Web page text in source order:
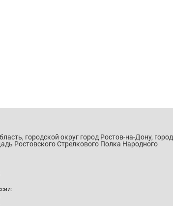
городской округ город Ростов-на-Дону, город
Ростовского Стрелкового Полка Народного